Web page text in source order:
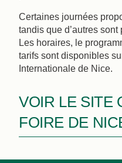
Certaines journées
tandis que d’autres
Les horaires, le
tarifs sont disponibles
Internationale de Nice.
VOIR LE SITE
FOIRE DE